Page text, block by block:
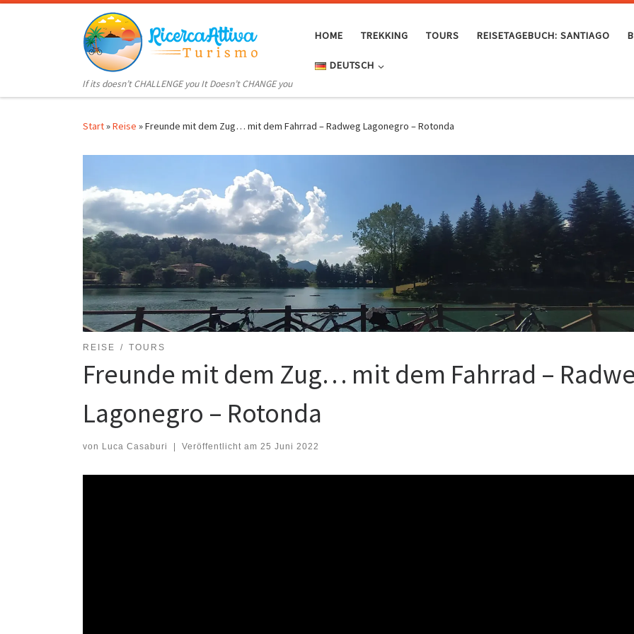
Zum Inhalt springen
If its doesn’t CHALLENGE you It Doesn’t CHANGE you
HOME TREKKING TOURS REISETAGEBUCH: SANTIAGO
DEUTSCH
Start»Reise »Freunde mit dem Zug… mit dem Fahrrad – Radweg Lagonegro – Rotonda
REISE TOURS
Freunde mit dem Zug… mit dem Fahrrad –
Lagonegro – Rotonda
von Luca Casaburi Veröffentlicht am 25 Juni 2022